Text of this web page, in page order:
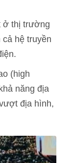
ở thị trường
hệ truyền
(high
năng địa
địa hình,